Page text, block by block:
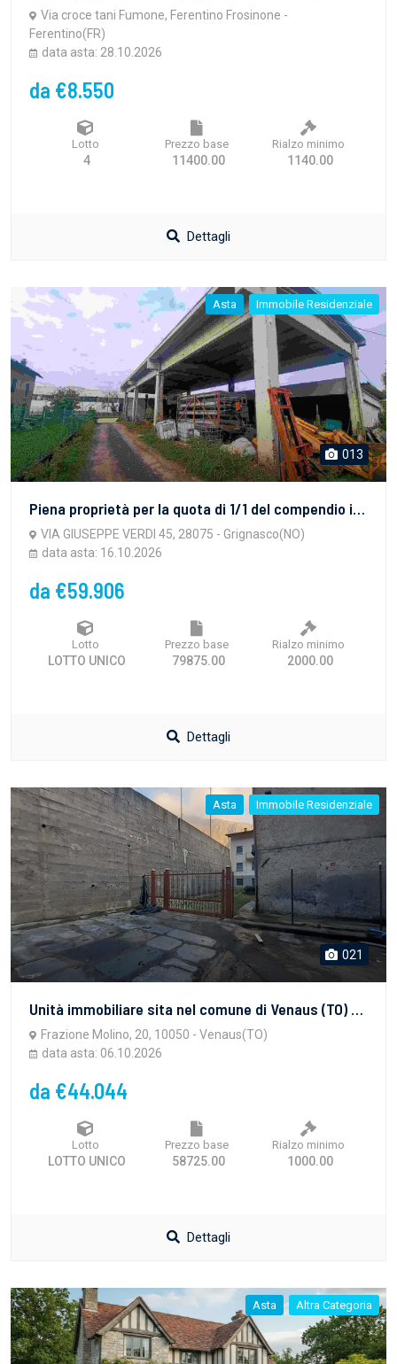
Via croce tani Fumone, Ferentino Frosinone -
Ferentino(FR)
data asta: 28.10.2026
da €8.550
Lotto
4
Prezzo base
11400.00
Rialzo minimo
1140.00
Dettagli
Asta Immobile Residenziale
013
Piena proprietà per la quota di 1/1 del compendio immobiliare sito in Grignasco (NO), Via Giuseppe Verdi n. 45, composto da fabbricati ad uso deposito/ricovero attrezzi agricoli censiti al Catasto Fabbricati al foglio 15, particella 1283, nonché da area pertinenziale censita al Catasto Terreni al foglio 15, particella 1283.
VIA GIUSEPPE VERDI 45, 28075 - Grignasco(NO)
data asta: 16.10.2026
da €59.906
Lotto
LOTTO UNICO
Prezzo base
79875.00
Rialzo minimo
2000.00
Dettagli
Asta Immobile Residenziale
021
Unità immobiliare sita nel comune di Venaus (TO) costituita da un fabbricato residenziale da cielo a terra, elevato due piani fuori terra, oltre due piani interrati, con terreno sul retro sul quale insistono due box autorimesse prefabbricati e da un'area esterna.
Frazione Molino, 20, 10050 - Venaus(TO)
data asta: 06.10.2026
da €44.044
Lotto
LOTTO UNICO
Prezzo base
58725.00
Rialzo minimo
1000.00
Dettagli
Asta Altra Categoria